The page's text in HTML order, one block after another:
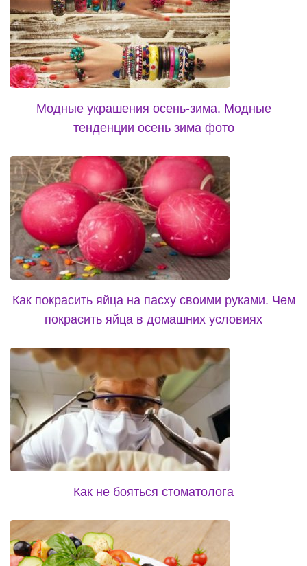
Модные украшения осень-зима. Модные
тенденции осень зима фото
Как покрасить яйца на пасху своими руками. Чем
покрасить яйца в домашних условиях
Как не бояться стоматолога